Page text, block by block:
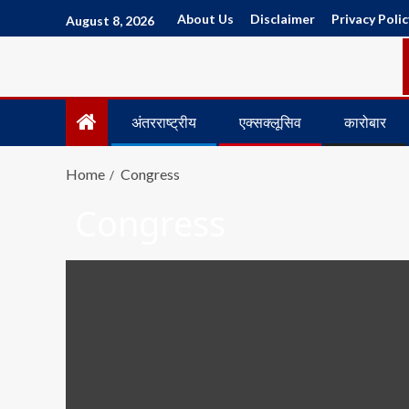
August 8, 2026 About Us Disclaimer Privacy
अंतरराष्ट्रीय एक्सक्लूसिव कारोबार
Home Congress